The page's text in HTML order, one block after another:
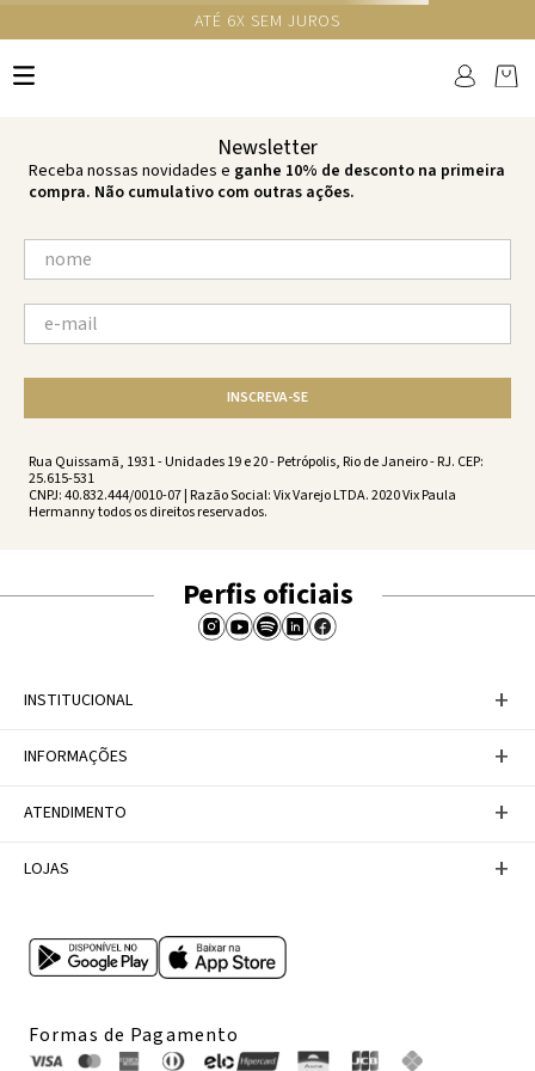
GANHE 10% NA PRIMEIRA COMPRA COM O CUPOM NEWS10
não encontramos resultados para:
'camisa-lara-tricot-neptune-
neptune-vw252176-2556'
O que você está procurando?